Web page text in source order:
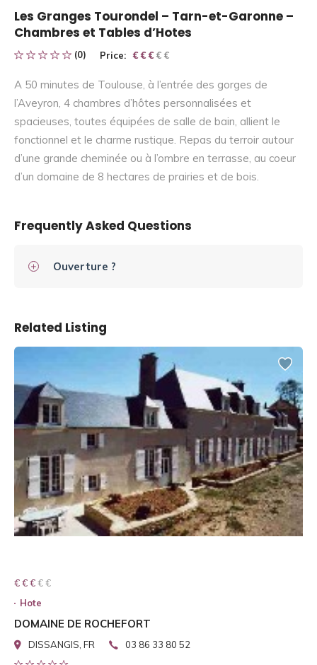
Les Granges Tourondel – Tarn-et-Garonne –
Chambres et Tables d’Hotes
(0) Price: € € € € €
€ € €
A 50 minutes de Toulouse, à l’entrée des gorges de
l’Aveyron, 4 chambres d’hôtes personnalisées et
spacieuses, toutes équipées de salle de bain, allient le
fonctionnel et le charme rustique. Repas du terroir autour
d’une grande cheminée ou à l’ombre en terrasse, au coeur
d’un domaine de 8 hectares de prairies et de bois.
Frequently Asked Questions
Ouverture ?
Related Listing
€ € € € €
€ € €
Hote
DOMAINE DE ROCHEFORT
DISSANGIS, FR 03 86 33 80 52